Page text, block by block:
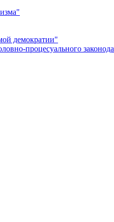
демократии"
процесуального